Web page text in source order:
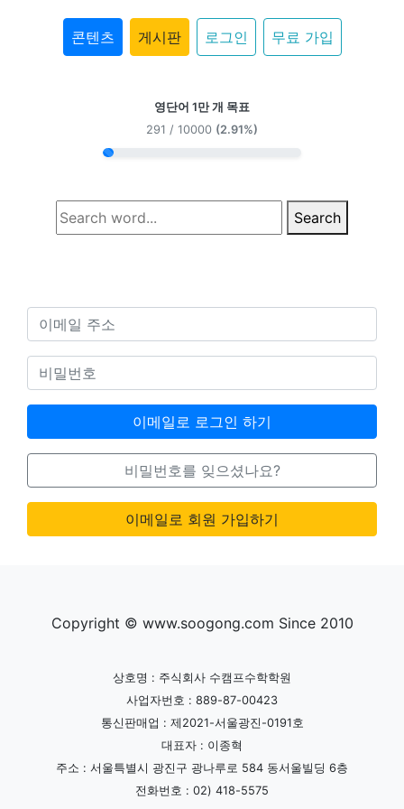
콘텐츠 게시판 로그인 무료 가입
영단어 1만 개 목표
291 / 10000 (2.91%)
Search
이메일로 로그인 하기
비밀번호를 잊으셨나요?
이메일로 회원 가입하기
Copyright © www.soogong.com Since 2010
상호명 : 주식회사 수캠프수학학원
사업자번호 : 889-87-00423
통신판매업 : 제2021-서울광진-0191호
대표자 : 이종혁
주소 : 서울특별시 광진구 광나루로 584 동서울빌딩 6층
전화번호 : 02) 418-5575